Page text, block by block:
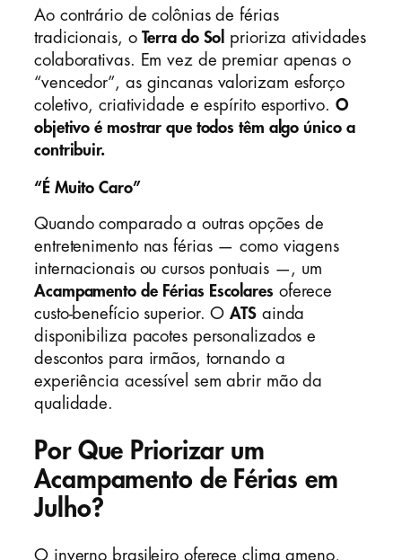
Ao contrário de colônias de férias
tradicionais, oTerra do Sol
prioriza atividades
colaborativas. Em vez de premiar apenas o
“vencedor”, as gincanas valorizam esforço
coletivo, criatividade e espírito esportivo. O
objetivo é mostrar que todos têm algo único a
contribuir.
“É Muito Caro”
Quando comparado a outras opções de
entretenimento nas férias — como viagens
internacionais ou cursos pontuais —, um
Acampamento de Férias Escolares oferece
custo-benefício superior. OATSainda
disponibiliza pacotes personalizados e
descontos para irmãos, tornando a
experiência acessível sem abrir mão da
qualidade.
Por Que Priorizar um
Acampamento de Férias em
Julho?
O inverno brasileiro oferece clima ameno,